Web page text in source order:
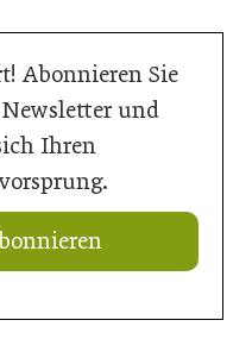
Abonnieren Sie
und
Ihren